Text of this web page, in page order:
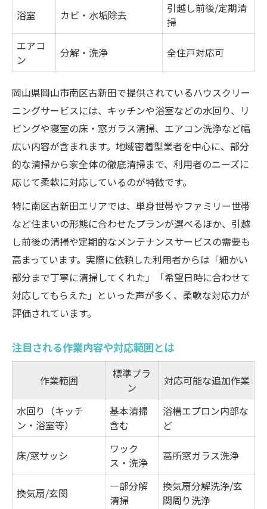
浴室 カビ・水垢除去
引越し前後/定期清
掃
エアコ
ン
分解・洗浄 全住戸対応可
岡山県岡山市南区古新田で提供されているハウスクリー
ニングサービスには、キッチンや浴室などの水回り、リ
ビングや寝室の床・窓ガラス清掃、エアコン洗浄など幅
広い内容が含まれます。地域密着型業者を中心に、部分
的な清掃から家全体の徹底清掃まで、利用者のニーズに
応じて柔軟に対応しているのが特徴です。
特に南区古新田エリアでは、単身世帯やファミリー世帯
など住まいの形態に合わせたプランが選べるほか、引越
し前後の清掃や定期的なメンテナンスサービスの需要も
高まっています。実際に依頼した利用者からは「細かい
部分まで丁寧に清掃してくれた」「希望日時に合わせて
対応してもらえた」といった声が多く、柔軟な対応力が
評価されています。
注目される作業内容や対応範囲とは
作業範囲
標準プラ
ン
対応可能な追加作業
水回り（キッチ
ン・浴室等）
基本清掃
含む
浴槽エプロン内部な
ど
床/窓サッシ
ワック
ス・洗浄
高所窓ガラス洗浄
換気扇/玄関
一部分解
清掃
換気扇分解洗浄/玄
関周り洗浄